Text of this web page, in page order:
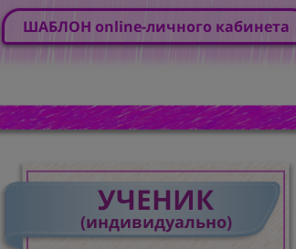
ШАБЛОН online-личного кабинета
УЧЕНИК
(индивидуально)